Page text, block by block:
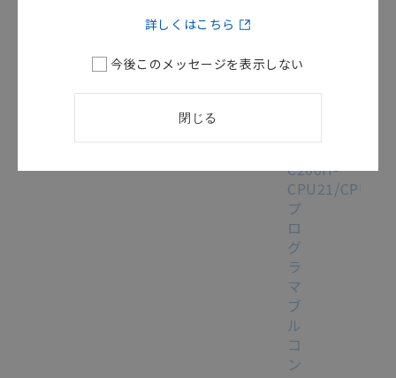
ン
グ
編） /
C200H-
CPU21/
プ
ロ
グ
ラ
マ
ブ
ル
コ
ン
詳しくはこちら
今後このメッセージを表示しない
閉じる